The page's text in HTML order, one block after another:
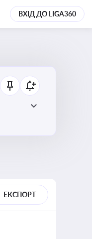
ВХІД ДО LIGA360
ЕКСПОРТ